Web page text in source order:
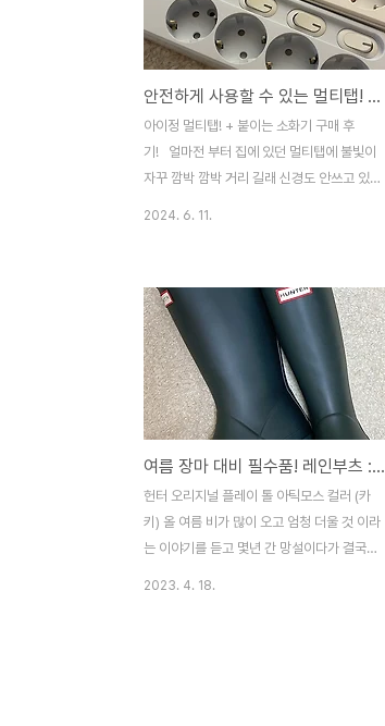
니너무 불편해서 이 기회에 매번 고장 나기만
을 바랐던 사람처럼?ㅋㅋ쓰레기통을 구매해
버렸습니다!참고로 약간의 핑크 덕후 이기
에,,,ㅋㅋ 과감히 핑크로 선택했쥬 ㅋㅋ 근데
뭐야 너무 이쁜 베이핑크자나!!! 위의 사진이
색감이 실물과 그나마 비슷합니당 >. 쓰레
기통..
안전하게 사용할 수 있는 멀티탭! 두 가지 제품 비교 + 붙이는 소화기 : 내돈내산 아이정 멀티탭
아이정 멀티탭! + 붙이는 소화기 구매 후
기! 얼마전 부터 집에 있던 멀티탭에 불빛이
자꾸 깜박 깜박 거리 길래 신경도 안쓰고 있
찾아낸 아이정 멀티탭~! "아이정 더좋은 멀티
탭 개별 스위치 6구 2m 과부하차단""아이정
자동소화 더쿨한 멀티탭 4구 50cm 화재예
방 안전한 콘센트""아이정 붙이는 소화
기" 1. 아이정 자동소화 더쿨한 멀티탭 개별
6구 길이 : 2m / 가격 : 29,000원 먼저 6구
짜리 멀티탭은 콘센트 6개가 모두 개별 스위
치로 되어 있어사용하지 않는 전자기기에 전
력을 공급하지 않아 안전하고 절전할 수 있
는..
2024. 6. 11.
여름 장마 대비 필수품! 레인부츠 : 헌터 오리지널 플레이 톨 220사이즈 내돈 내산 후기 :)
헌터 오리지널 플레이 톨 아틱모스 컬러 (카
키) 올 여름 비가 많이 오고 엄청 더울 것 이라
는 이야기를 듣고 몇년 간 망설이다가 결국
2023. 4. 18.